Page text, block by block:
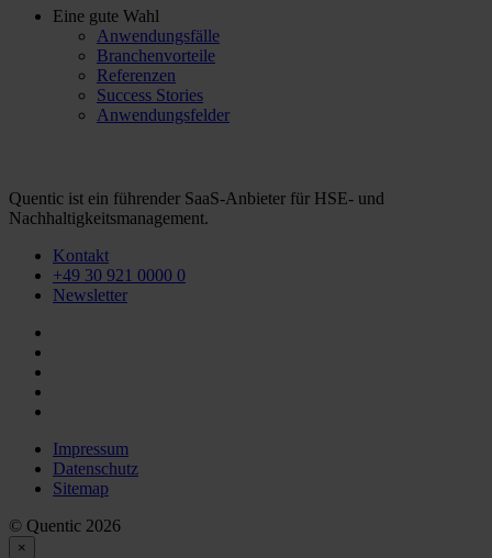
Eine gute Wahl
Anwendungsfälle
Branchenvorteile
Referenzen
Success Stories
Anwendungsfelder
Quentic ist ein führender SaaS-Anbieter für HSE- und
Nachhaltigkeitsmanagement.
Kontakt
+49 30 921 0000 0
Newsletter
Impressum
Datenschutz
Sitemap
© Quentic 2026
×